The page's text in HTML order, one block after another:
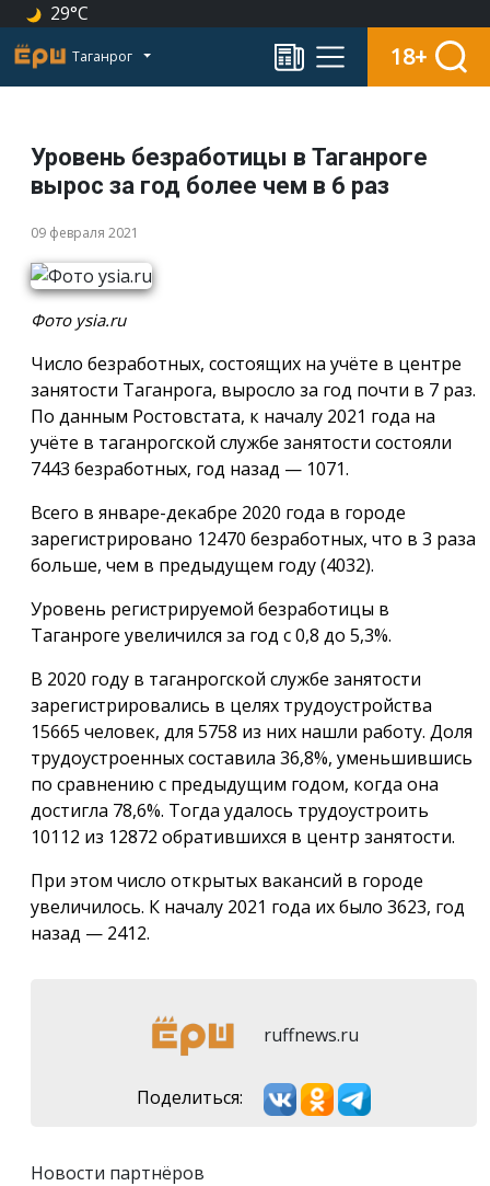
29°C
Таганрог 18+
Уровень безработицы в Таганроге
вырос за год более чем в 6 раз
09 февраля 2021
Фото ysia.ru
Число безработных, состоящих на учёте в центре
занятости Таганрога, выросло за год почти в 7 раз.
По данным Ростовстата, к началу 2021 года на
учёте в таганрогской службе занятости состояли
7443 безработных, год назад — 1071.
Всего в январе-декабре 2020 года в городе
зарегистрировано 12470 безработных, что в 3 раза
больше, чем в предыдущем году (4032).
Уровень регистрируемой безработицы в
Таганроге увеличился за год с 0,8 до 5,3%.
В 2020 году в таганрогской службе занятости
зарегистрировались в целях трудоустройства
15665 человек, для 5758 из них нашли работу. Доля
трудоустроенных составила 36,8%, уменьшившись
по сравнению с предыдущим годом, когда она
достигла 78,6%. Тогда удалось трудоустроить
10112 из 12872 обратившихся в центр занятости.
При этом число открытых вакансий в городе
увеличилось. К началу 2021 года их было 3623, год
назад — 2412.
ruffnews.ru
Поделиться:
Новости партнёров